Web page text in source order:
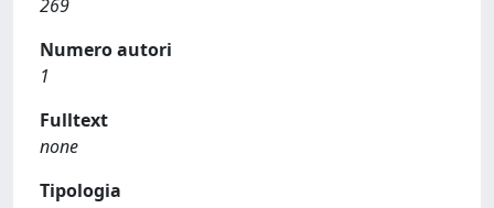
269
Numero autori
1
Fulltext
none
Tipologia